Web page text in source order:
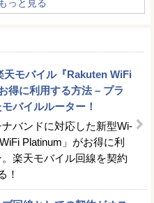
っと見る
天モバイル『Rakuten WiFi
得に利用する方法 – プラ
バイルルーター！
バンドに対応した新型Wi-
Platinum」がお得に利
楽天モバイル回線を契約
！